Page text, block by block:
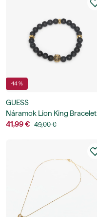
-14 %
GUESS
Náramok Lion King Bracelet
41,99 € 49,00 €